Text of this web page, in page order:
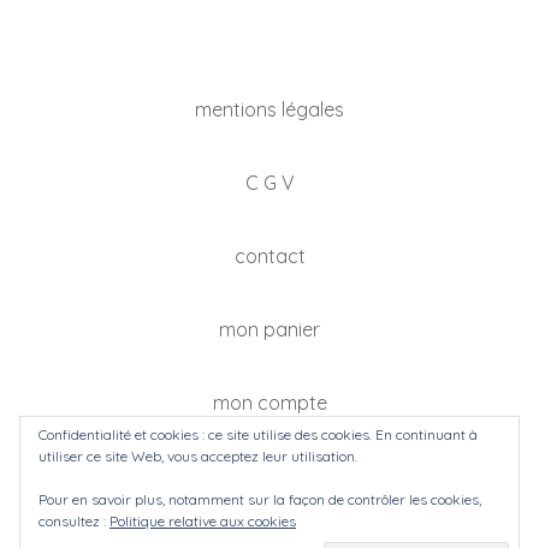
mentions légales
C G V
contact
mon panier
mon compte
Confidentialité et cookies : ce site utilise des cookies. En continuant à
utiliser ce site Web, vous acceptez leur utilisation.
Pour en savoir plus, notamment sur la façon de contrôler les cookies,
consultez : Politique relative aux cookies